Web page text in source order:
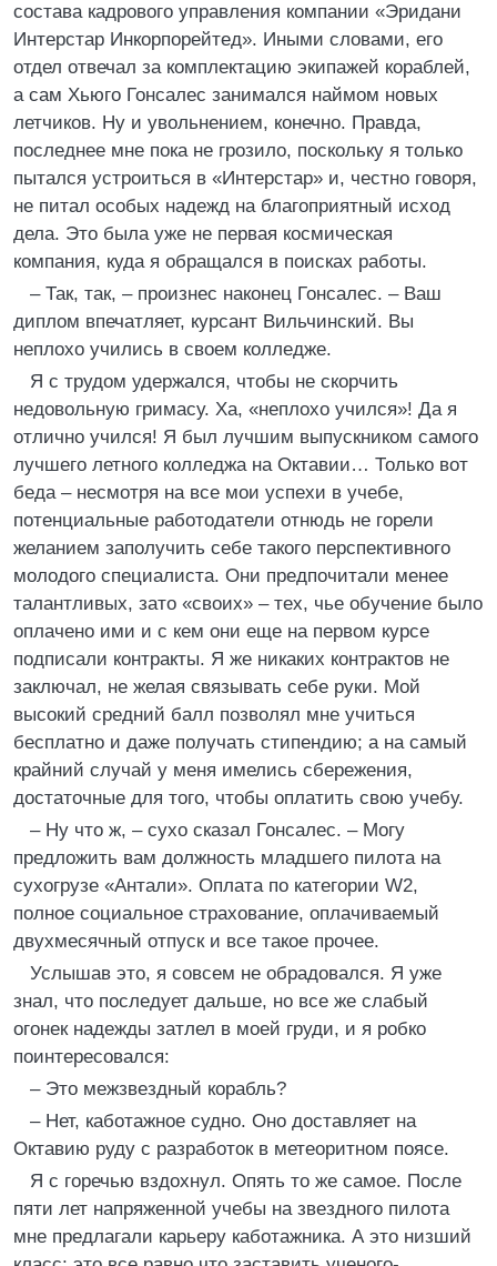
состава кадрового управления компании «Эридани
Интерстар Инкорпорейтед». Иными словами, его
отдел отвечал за комплектацию экипажей кораблей,
а сам Хьюго Гонсалес занимался наймом новых
летчиков. Ну и увольнением, конечно. Правда,
последнее мне пока не грозило, поскольку я только
пытался устроиться в «Интерстар» и, честно говоря,
не питал особых надежд на благоприятный исход
дела. Это была уже не первая космическая
компания, куда я обращался в поисках работы.
– Так, так, – произнес наконец Гонсалес. – Ваш
диплом впечатляет, курсант Вильчинский. Вы
неплохо учились в своем колледже.
Я с трудом удержался, чтобы не скорчить
недовольную гримасу. Ха, «неплохо учился»! Да я
отлично учился! Я был лучшим выпускником самого
лучшего летного колледжа на Октавии… Только вот
беда – несмотря на все мои успехи в учебе,
потенциальные работодатели отнюдь не горели
желанием заполучить себе такого перспективного
молодого специалиста. Они предпочитали менее
талантливых, зато «своих» – тех, чье обучение было
оплачено ими и с кем они еще на первом курсе
подписали контракты. Я же никаких контрактов не
заключал, не желая связывать себе руки. Мой
высокий средний балл позволял мне учиться
бесплатно и даже получать стипендию; а на самый
крайний случай у меня имелись сбережения,
достаточные для того, чтобы оплатить свою учебу.
– Ну что ж, – сухо сказал Гонсалес. – Могу
предложить вам должность младшего пилота на
сухогрузе «Антали». Оплата по категории W2,
полное социальное страхование, оплачиваемый
двухмесячный отпуск и все такое прочее.
Услышав это, я совсем не обрадовался. Я уже
знал, что последует дальше, но все же слабый
огонек надежды затлел в моей груди, и я робко
поинтересовался:
– Это межзвездный корабль?
– Нет, каботажное судно. Оно доставляет на
Октавию руду с разработок в метеоритном поясе.
Я с горечью вздохнул. Опять то же самое. После
пяти лет напряженной учебы на звездного пилота
мне предлагали карьеру каботажника. А это низший